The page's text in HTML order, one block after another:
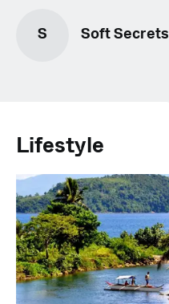
S Soft Secrets
Lifestyle